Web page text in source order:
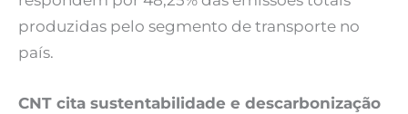
produzidas pelo segmento de transporte no
país.
CNT cita sustentabilidade e descarbonização